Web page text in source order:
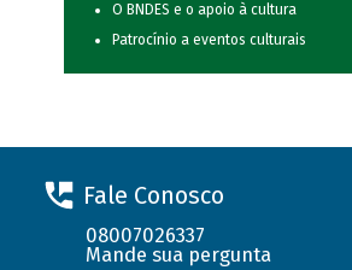
O BNDES e o apoio à cultura
Patrocínio a eventos culturais
Fale Conosco
08007026337
Mande sua pergunta